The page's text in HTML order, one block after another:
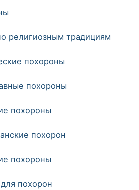
религиозным традициям
похороны
похороны
похороны
похорон
похороны
похорон